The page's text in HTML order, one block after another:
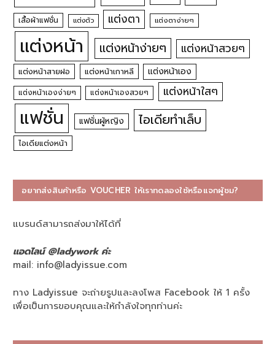
เสื้อผ้าแฟชั่น แต่งตัว แต่งตา แต่งตาง่ายๆ
แต่งหน้า แต่งหน้าง่ายๆ แต่งหน้าสวยๆ
แต่งหน้าสายฝอ แต่งหน้าเกาหลี แต่งหน้าเอง
แต่งหน้าเองง่ายๆ แต่งหน้าเองสวยๆ แต่งหน้าใสๆ
แฟชั่น แฟชั่นผู้หญิง ไอเดียทำเล็บ
ไอเดียแต่งหน้า
อยากส่งสินค้าหรือ VOUCHER ให้เราทดลองใช้หรือแจกผู้ชม?
แบรนด์สามารถส่งมาให้ได้ที่
แอดไลน์ @ladywork ค่ะ
mail: info@ladyissue.com
ทาง Ladyissue จะถ่ายรูปและลงโพส Facebook ให้ 1 ครั้ง
เพื่อเป็นการขอบคุณและให้กำลังใจทุกท่านค่ะ